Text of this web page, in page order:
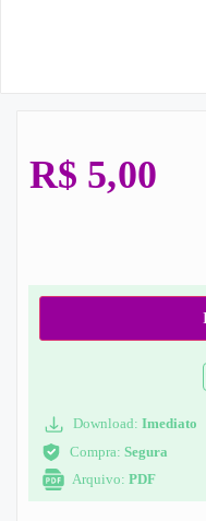
R$ 5,00
Download: Imediato
Compra: Segura
Arquivo: PDF